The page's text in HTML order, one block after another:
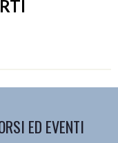
ED EVENTI